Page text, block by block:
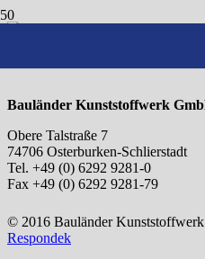
Bauländer Kunststoffwerk
Obere Talstraße 7
74706 Osterburken-Schlierstadt
Tel. +49 (0) 6292 9281-0
Fax +49 (0) 6292 9281-79
© 2016 Bauländer
Respondek